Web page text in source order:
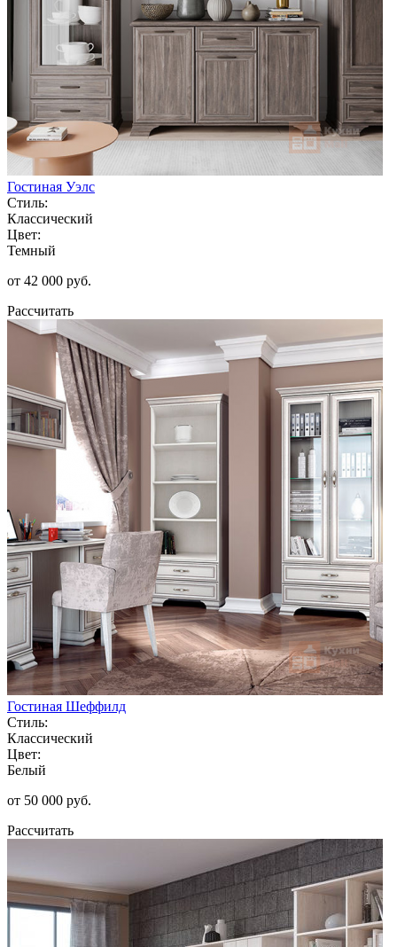
Гостиная Уэлс
Стиль:
Классический
Цвет:
Темный
от 42 000 руб.
Рассчитать
Гостиная Шеффилд
Стиль:
Классический
Цвет:
Белый
от 50 000 руб.
Рассчитать